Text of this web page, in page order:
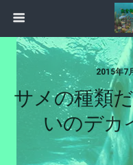
2015年7
サメの種類
いのデカ